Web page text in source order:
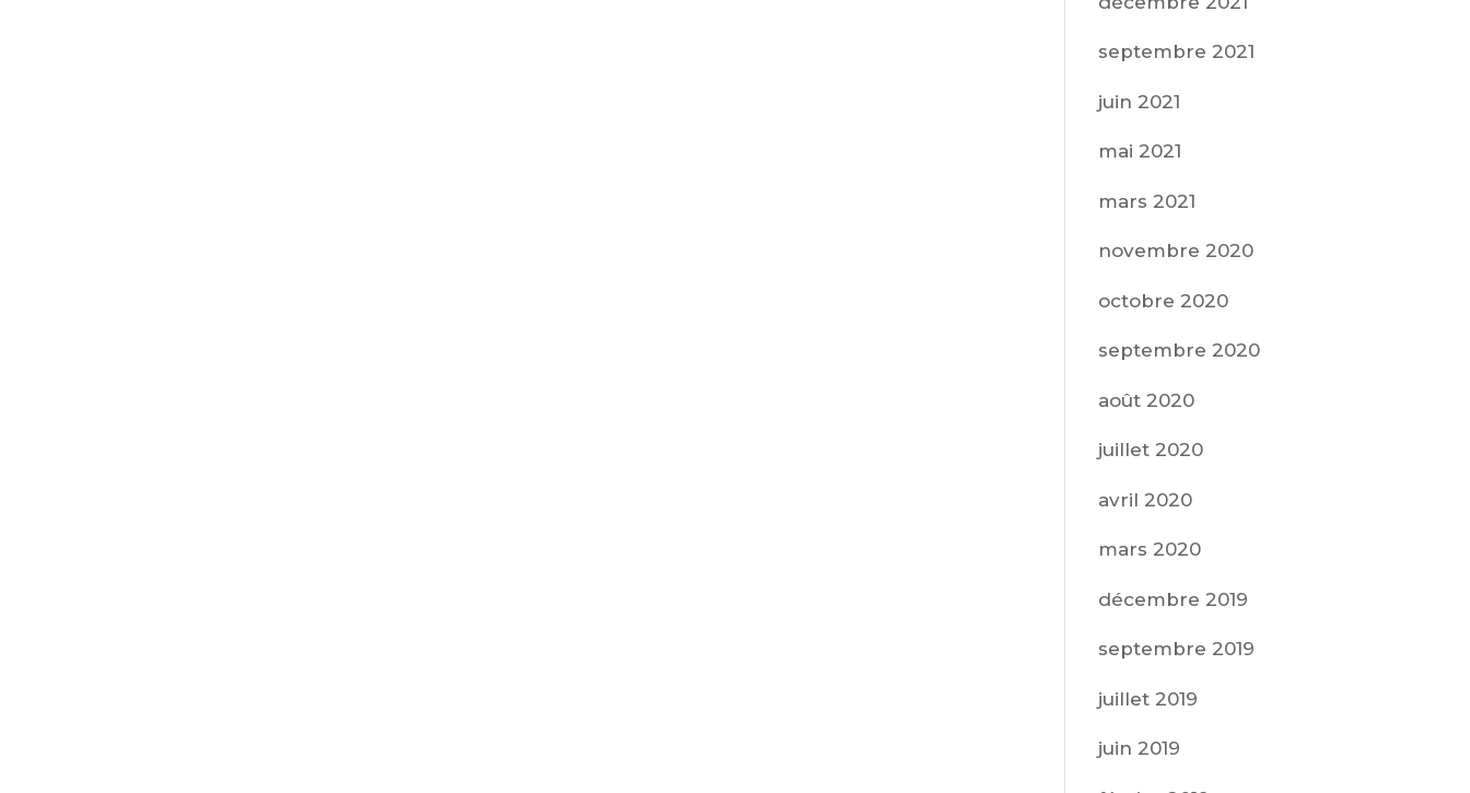
septembre 2021
juin 2021
mai 2021
mars 2021
novembre 2020
octobre 2020
septembre 2020
août 2020
juillet 2020
avril 2020
mars 2020
décembre 2019
septembre 2019
juillet 2019
juin 2019